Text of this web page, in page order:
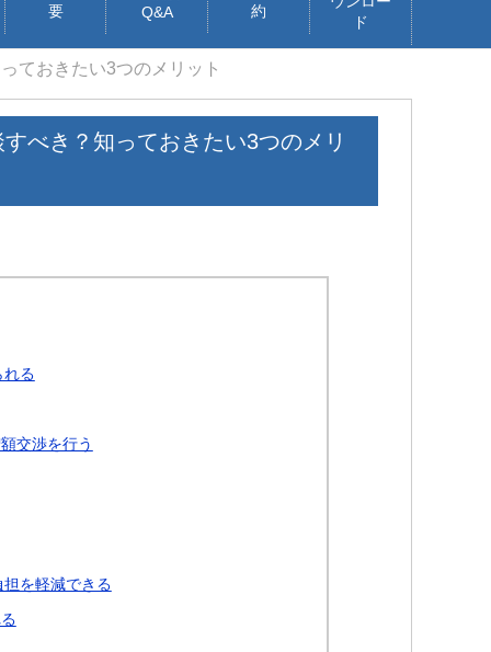
要
Q&A
約
ド
ておきたい3つのメリット
べき？知っておきたい3つのメリ
れる
交渉を行う
を軽減できる